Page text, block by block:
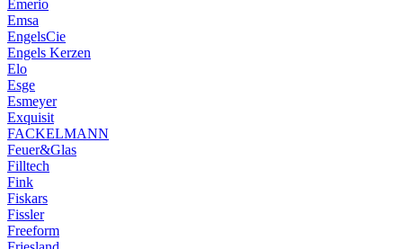
Emerio
Emsa
EngelsCie
Engels Kerzen
Elo
Esge
Esmeyer
Exquisit
FACKELMANN
Feuer&Glas
Filltech
Fink
Fiskars
Fissler
Freeform